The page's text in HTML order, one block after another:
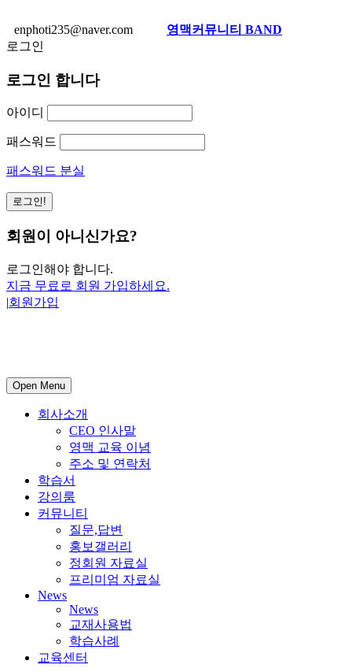
enphoti235@naver.com
영맥커뮤니티 BAND
로그인
로그인 합니다
아이디
패스워드
패스워드 분실
회원이 아니신가요?
로그인해야 합니다.
지금 무료로 회원 가입하세요.
|회원가입
Open Menu
회사소개
CEO 인사말
영맥 교육 이념
주소 및 연락처
학습서
강의룸
커뮤니티
질문,답변
홍보갤러리
정회원 자료실
프리미엄 자료실
News
News
교재사용법
학습사례
교육센터